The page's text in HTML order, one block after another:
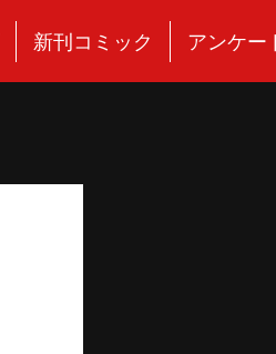
新刊コミック アンケー